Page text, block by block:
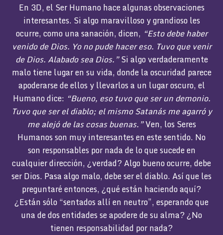
En 3D, el Ser Humano hace algunas observaciones
interesantes. Si algo maravilloso y grandioso les
ocurre, como una sanación, dicen, “Esto debe haber
venido de Dios. Yo no pude hacer eso. Tuvo que venir
de Dios. Alabado sea Dios.”Si algo verdaderamente
malo tiene lugar en su vida, donde la oscuridad parece
apoderarse de ellos y llevarlos a un lugar oscuro, el
Humano dice: “Bueno, eso tuvo que ser un demonio.
Tuvo que ser el diablo; el mismo Satanás me agarró y
me alejó de las cosas buenas.”Ven, los Seres
Humanos son muy interesantes en este sentido. No
son responsables por nada de lo que sucede en
cualquier dirección, ¿verdad? Algo bueno ocurre, debe
ser Dios. Pasa algo malo, debe ser el diablo. Así que les
preguntaré entonces, ¿qué están haciendo aquí?
¿Están sólo “sentados allí en neutro”, esperando que
una de dos entidades se apodere de su alma? ¿No
tienen responsabilidad por nada?